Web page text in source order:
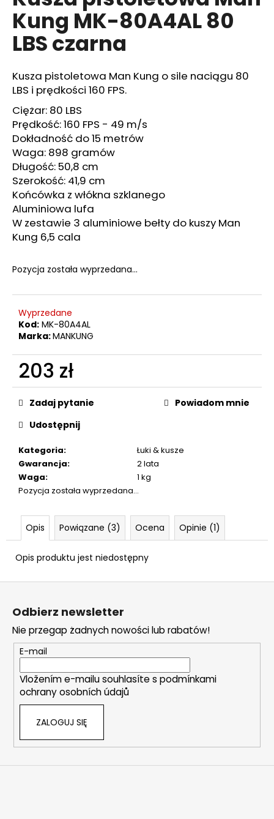
0,0
na
5
gwiazdek.
Kung MK-80A4AL 80
LBS czarna
Kusza pistoletowa Man Kung o sile naciągu 80
LBS i prędkości 160 FPS.
Ciężar: 80 LBS
Prędkość: 160 FPS - 49 m/s
Dokładność do 15 metrów
Waga: 898 gramów
Długość: 50,8 cm
Szerokość: 41,9 cm
Końcówka z włókna szklanego
Aluminiowa lufa
W zestawie 3 aluminiowe bełty do kuszy Man
Kung 6,5 cala
Pozycja została wyprzedana…
Wyprzedane
Kod: MK-80A4AL
Marka:MANKUNG
203 zł
Cena
jednostkowa:
Kategoria:
Łuki & kusze
Gwarancja:
2 lata
Waga:
1 kg
Pozycja została wyprzedana…
Zadaj pytanie
Powiadom mnie
Udostępnij
Opis Powiązane (3) Ocena Opinie (1)
Opis produktu jest niedostępny
SZUKAJ
o
l
e
c
a
m
y
STRZAŁA
KARBONOWA
1
24
zł
S
Odbierz newsletter
Nie przegap żadnych nowości lub rabatów!
E-mail
Vložením e-mailu souhlasíte s podmínkami
ochrany osobních údajů
ZALOGUJ SIĘ